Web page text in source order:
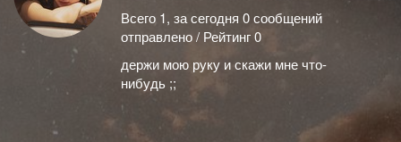
Всего 1, за сегодня 0 сообщений
отправлено / Рейтинг 0
держи мою руку и скажи мне что-
нибудь ;;